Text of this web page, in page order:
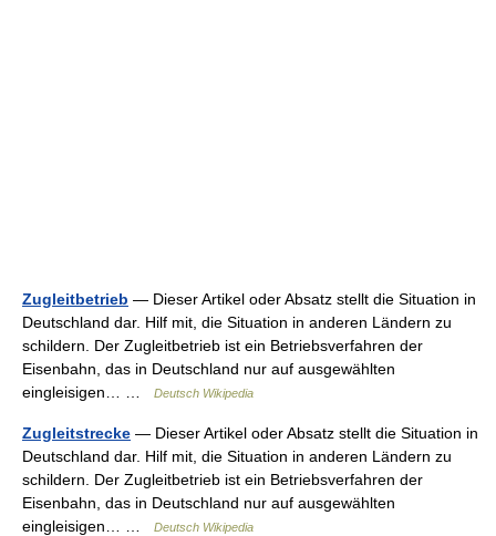
Zugleitbetrieb — Dieser Artikel oder Absatz stellt die Situation in
Deutschland dar. Hilf mit, die Situation in anderen Ländern zu
schildern. Der Zugleitbetrieb ist ein Betriebsverfahren der
Eisenbahn, das in Deutschland nur auf ausgewählten
eingleisigen… …
Deutsch Wikipedia
Zugleitstrecke — Dieser Artikel oder Absatz stellt die Situation in
Deutschland dar. Hilf mit, die Situation in anderen Ländern zu
schildern. Der Zugleitbetrieb ist ein Betriebsverfahren der
Eisenbahn, das in Deutschland nur auf ausgewählten
eingleisigen… …
Deutsch Wikipedia